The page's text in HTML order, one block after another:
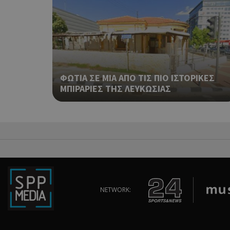
ΦΩΤΙΑ ΣΕ ΜΙΑ ΑΠΟ ΤΙΣ ΠΙΟ ΙΣΤΟΡΙΚΕΣ
ΜΠΙΡΑΡΙΕΣ ΤΗΣ ΛΕΥΚΩΣΙΑΣ
NETWORK:
takeOverCookie
__cf_bm